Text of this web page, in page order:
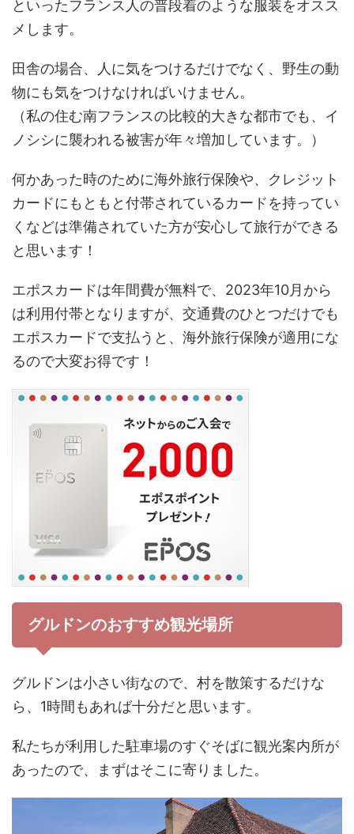
といったフランス人の普段着のような服装をオスス
メします。
田舎の場合、人に気をつけるだけでなく、野生の動
物にも気をつけなければいけません。
（私の住む南フランスの比較的大きな都市でも、イ
ノシシに襲われる被害が年々増加しています。）
何かあった時のために海外旅行保険や、クレジット
カードにもともと付帯されているカードを持ってい
くなどは準備されていた方が安心して旅行ができる
と思います！
エポスカードは年間費が無料で、2023年10月から
は利用付帯となりますが、交通費のひとつだけでも
エポスカードで支払うと、海外旅行保険が適用にな
るので大変お得です！
グルドンのおすすめ観光場所
グルドンは小さい街なので、村を散策するだけな
ら、1時間もあれば十分だと思います。
私たちが利用した駐車場のすぐそばに観光案内所が
あったので、まずはそこに寄りました。